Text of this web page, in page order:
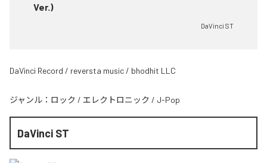
Ver.)
DaVinci ST
DaVinci Record / reversta music / bhodhit LLC
ジャンル： ロック / エレクトロニック / J-Pop
DaVinci ST